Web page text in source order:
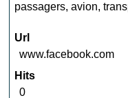
passagers,avion,
Url
www.facebook.com
Hits
0